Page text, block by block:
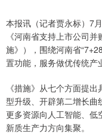
本报讯（记者贾永标）7
《河南省支持上市公司
施》），围绕河南省
置功能，服务做优传统产
《措施》从七个方面提
型升级、开辟第二增长曲
更多资源向人工智能、低
新质生产力方向集聚。